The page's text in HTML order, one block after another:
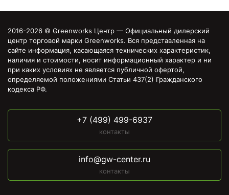
2016-2026 © Greenworks Центр — Официальный дилерский
центр торговой марки Greenworks. Вся представленная на
сайте информация, касающаяся технических характеристик,
наличия и стоимости, носит информационный характер и ни
при каких условиях не является публичной офертой,
определяемой положениями Статьи 437(2) Гражданского
кодекса РФ.
+7 (499) 499-6937
контакты
info@gw-center.ru
контакты